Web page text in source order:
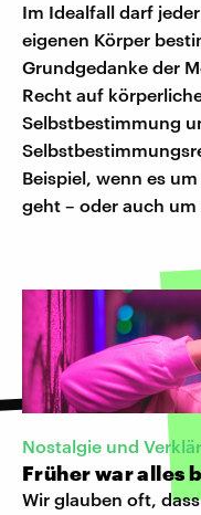
Im Idealfall darf
eigenen Körper
Grundgedanke der
Recht auf
Selbstbestimmung
Beispiel, wenn es
geht – oder auch
Nostalgie und
Früher war alles
Wir glauben oft,